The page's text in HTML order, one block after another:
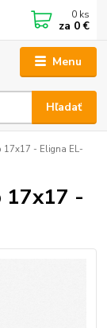
Menu
Hľadať
0 ks
za 0 €
17x17 - Eligna EL-
17x17 -